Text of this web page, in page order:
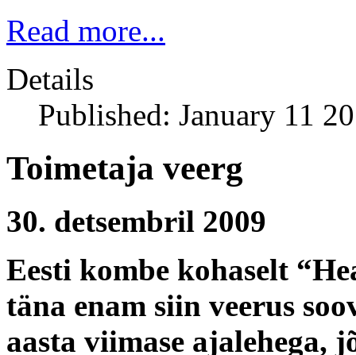
Read more...
Details
Published: January 11
Toimetaja veerg
30. detsembril 2009
Eesti kombe kohaselt
täna enam siin veerus
aasta viimase ajalehega,